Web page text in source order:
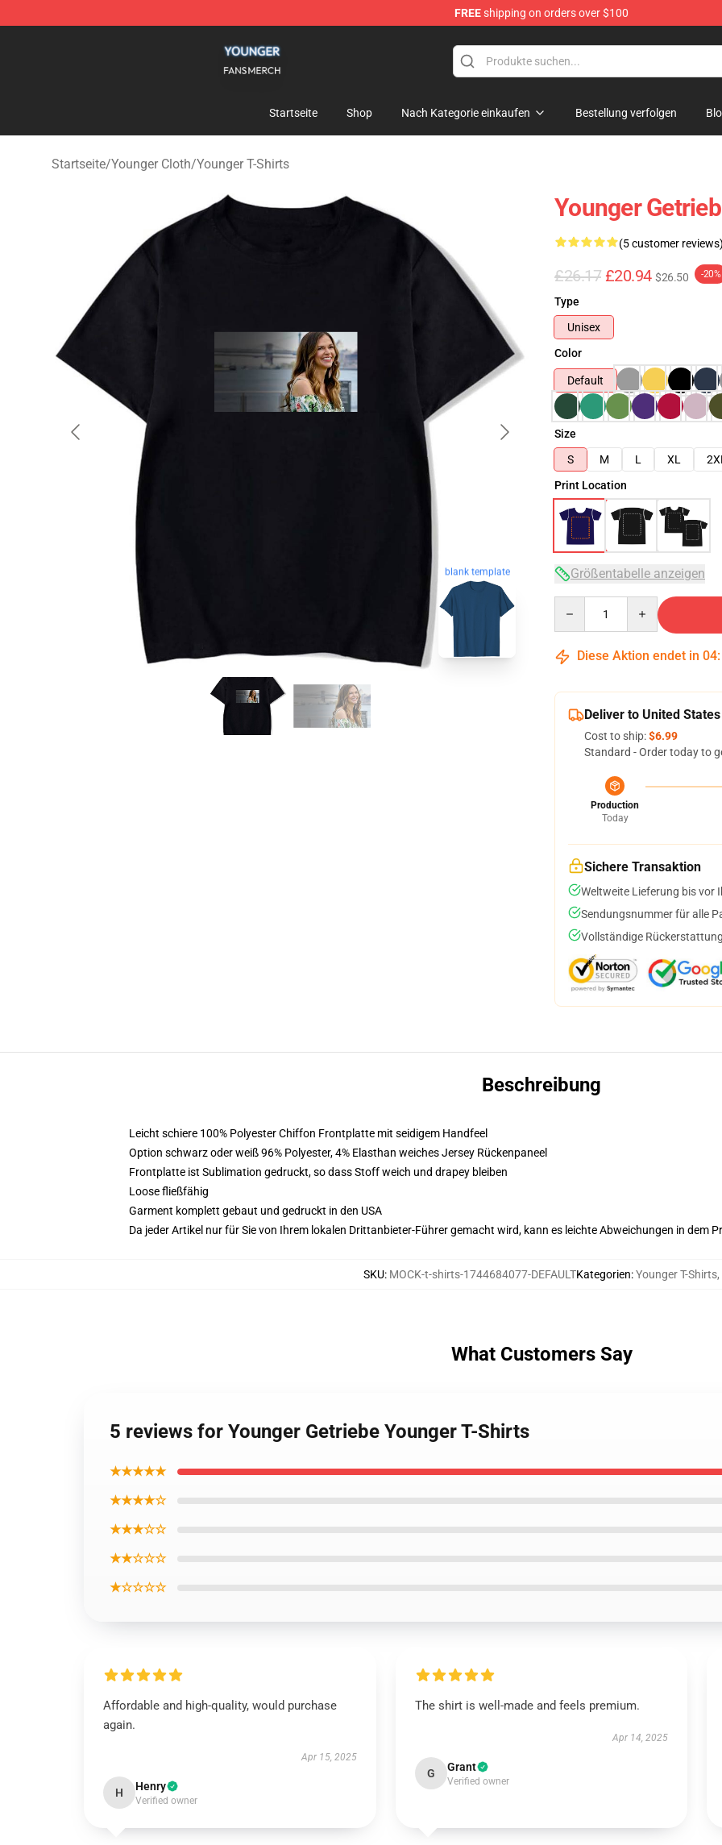
FREEshipping on orders over $100
Startseite Shop Nach Kategorie einkaufen Bestellung verfolgen
Startseite/Younger Cloth/Younger T-Shirts
blank template
Younger
(5 customer reviews)
£26.17 £20.94 $26.50 -20%
Type
Unisex
Color
Default
Size
S
M L XL 2XL
Print Location
Größentabelle anzeigen
Diese Aktion endet in 04:
Deliver to United States
Cost to ship:$6.99
Standard - Order today to
Production
Today
Sichere Transaktion
Weltweite Lieferung bis vor
Sendungsnummer für alle
Vollständige
Beschreibung
Leicht schiere 100% Polyester Chiffon Frontplatte mit seidigem Handfeel
Option schwarz oder weiß 96% Polyester, 4% Elasthan weiches Jersey Rückenpaneel
Frontplatte ist Sublimation gedruckt, so dass Stoff weich und drapey bleiben
Loose fließfähig
Garment komplett gebaut und gedruckt in den USA
Da jeder Artikel nur für Sie von Ihrem lokalen Drittanbieter-Führer gemacht wird, kann es leichte Abweichungen in dem
SKU: MOCK-t-shirts-1744684077-DEFAULTKategorien:Younger T-Shirts,
What Customers Say
5 reviews for Younger Getriebe Younger T-Shirts
★★★★★
★★★★☆
★★★☆☆
★★☆☆☆
★☆☆☆☆
Affordable and high-quality, would purchase
again.
Apr 15, 2025
H Henry
Verified owner
The shirt is well-made and feels premium.
Apr 14, 2025
G Grant
Verified owner